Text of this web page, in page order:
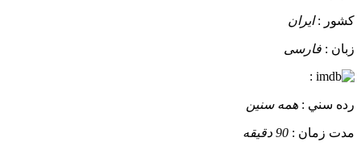
کشور :ایران
زبان : فارسی
:
رده سني : همه سنین
مدت زمان : 90 دقیقه